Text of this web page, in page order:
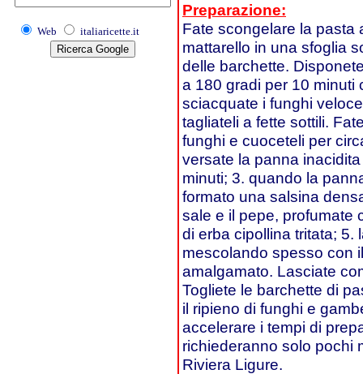
Web italiaricette.it
Preparazione:
Fate scongelare la pasta
mattarello in una sfoglia
delle barchette.
a 180 gradi per 10 minuti
sciacquate i funghi
tagliateli a fette sottili.
funghi e cuoceteli per
versate la panna
minuti; 3. quando la
formato una salsina
sale e il pepe, profumate
di erba cipollina tritata; 5.
mescolando spesso con
amalgamato. Lasciate
Togliete le barchette di
il ripieno di funghi e
accelerare i tempi di
richiederanno solo pochi
Riviera Ligure.